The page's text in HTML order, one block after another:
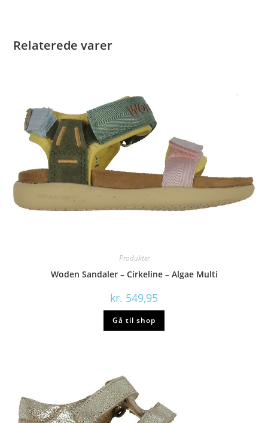
Relaterede varer
Produkter
Woden Sandaler – Cirkeline – Algae Multi
kr. 549,95
Gå til shop